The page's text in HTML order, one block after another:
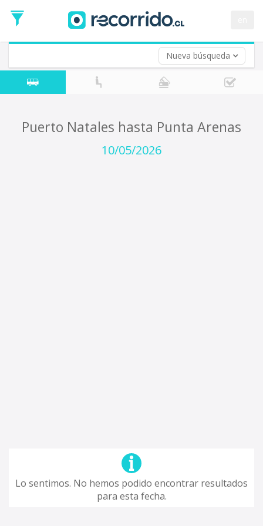
Nueva búsqueda
de
Ida
Vuelta (opcional)
Fecha
de
Puerto Natales hasta Punta Arenas
10/05/2026
Lo sentimos. No hemos podido encontrar resultados
para esta fecha.